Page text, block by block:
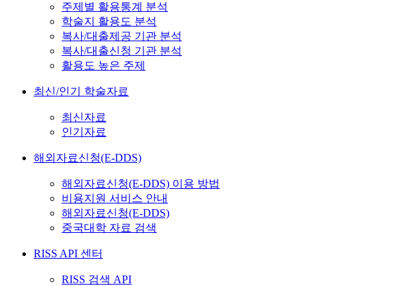
주제별 활용통계 분석
학술지 활용도 분석
복사/대출제공 기관 분석
복사/대출신청 기관 분석
활용도 높은 주제
최신/인기 학술자료
최신자료
인기자료
해외자료신청(E-DDS)
해외자료신청(E-DDS) 이용 방법
비용지원 서비스 안내
해외자료신청(E-DDS)
중국대학 자료 검색
RISS API 센터
RISS 검색 API